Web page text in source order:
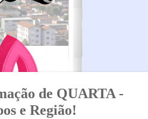
de QUARTA -
e Região!